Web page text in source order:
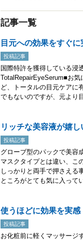
記事一覧
目元への効果をすぐ
投稿記事
国際特許を獲得している浸
TotalRepairEyeSerum■お
ど、トータルの目元ケアに
でもないのですが、元より
リッチな美容液が嬉
投稿記事
グローブ型のパックで美容
マスクタイプとは違い、こ
しっかりと両手で押さえる
ところがとても気に入って
使うほどに効果を実感
投稿記事
お化粧前に軽くマッサージ